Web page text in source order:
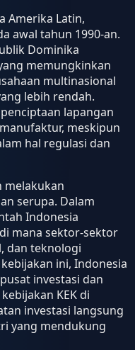
Amerika Latin,
awal tahun 1990-an.
Dominika
memungkinkan
multinasional
lebih rendah.
lapangan
meskipun
hal regulasi dan
melakukan
serupa. Dalam
Indonesia
mana sektor-sektor
dan teknologi
ini, Indonesia
investasi dan
KEK di
investasi langsung
yang mendukung